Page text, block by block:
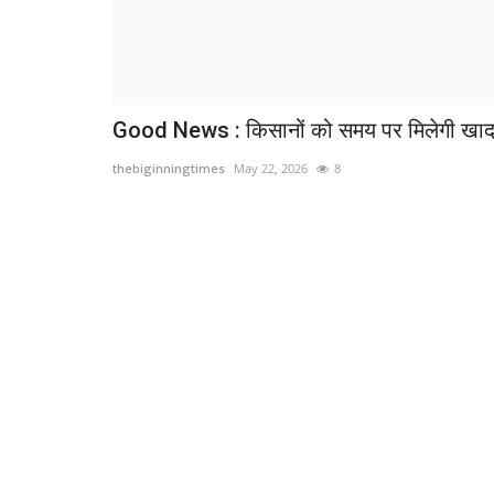
Good News : किसानों को समय पर मिलेगी खाद
thebiginningtimes May 22, 2026 8